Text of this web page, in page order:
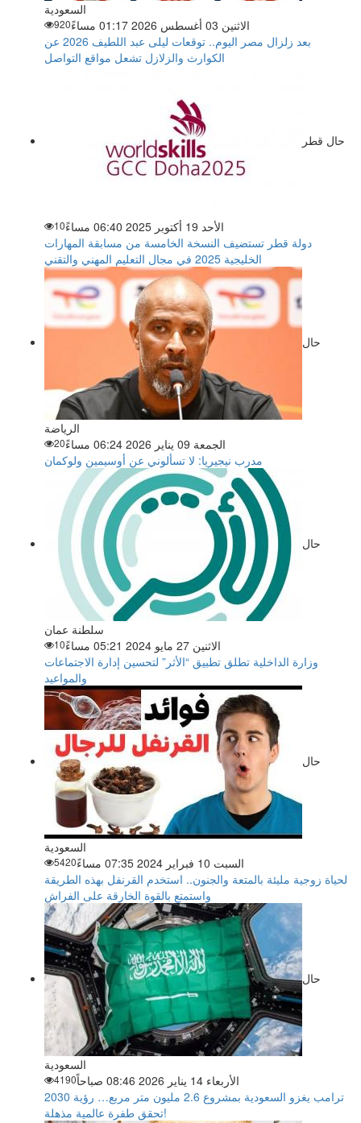
السعودية
الاثنين 03 أغسطس 2026 01:17 مساءً
920
بعد زلزال مصر اليوم.. توقعات ليلى عبد اللطيف 2026 عن
الكوارث والزلازل تشعل مواقع التواصل
حال قطر
الأحد 19 أكتوبر 2025 06:40 مساءً 10
دولة قطر تستضيف النسخة الخامسة من مسابقة المهارات
الخليجية 2025 في مجال التعليم المهني والتقني
حال
الرياضة
الجمعة 09 يناير 2026 06:24 مساءً
20
مدرب نيجيريا: لا تسألوني عن أوسيمين ولوكمان
حال
سلطنة عمان
الاثنين 27 مايو 2024 05:21 مساءً
10
وزارة الداخلية تطلق تطبيق “الأثر” لتحسين إدارة الاجتماعات
والمواعيد
حال
السعودية
السبت 10 فبراير 2024 07:35 مساءً
5420
لحياة زوجية مليئة بالمتعة والجنون.. استخدم القرنفل بهذه الطريقة
واستمتع بالقوة الخارقة على الفراش
حال
السعودية
الأربعاء 14 يناير 2026 08:46 صباحاً
4190
ترامب يغزو السعودية بمشروع 2.6 مليون متر مربع… رؤية 2030
تحقق طفرة عالمية مذهلة!